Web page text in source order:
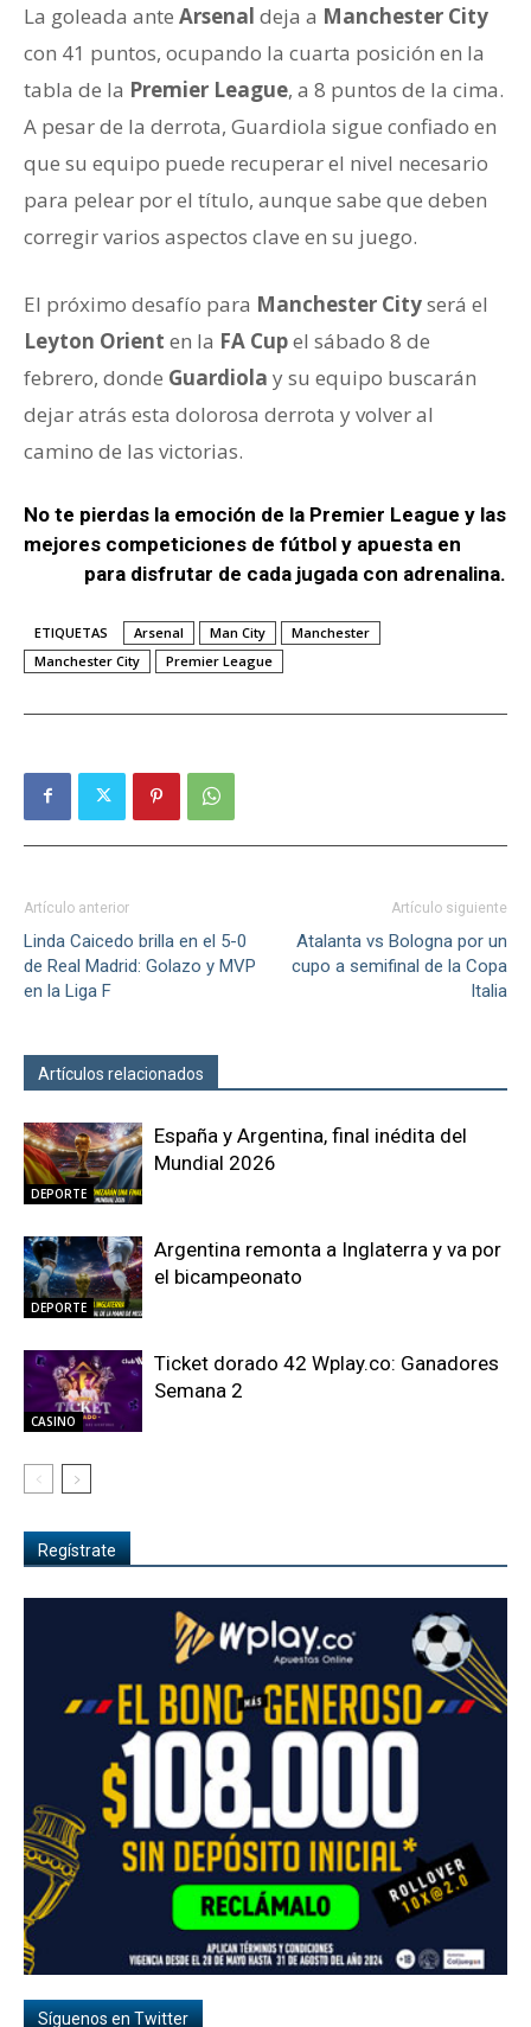
La goleada ante Arsenal deja a Manchester City
con 41 puntos, ocupando la cuarta posición en la
tabla de la Premier League, a 8 puntos de la cima.
A pesar de la derrota, Guardiola sigue confiado en
que su equipo puede recuperar el nivel necesario
para pelear por el título, aunque sabe que deben
corregir varios aspectos clave en su juego.
El próximo desafío para Manchester Cityserá el
Leyton Orient en la FA Cupel sábado 8 de
febrero, donde Guardiola y su equipo buscarán
dejar atrás esta dolorosa derrota y volver al
camino de las victorias.
No te pierdas la emoción de la Premier League y las
mejores competiciones de fútbol y apuesta en
para disfrutar de cada jugada con adrenalina.
ETIQUETAS Arsenal Man City
Manchester
Manchester City
Premier League
Artículo anterior
Linda Caicedo brilla en el 5-0
de Real Madrid: Golazo y MVP
en la Liga F
Artículo siguiente
Atalanta vs Bologna por un
cupo a semifinal de la Copa
Italia
Artículos relacionados
DEPORTE
España y Argentina, final inédita del
Mundial 2026
DEPORTE
Argentina remonta a Inglaterra y va por
el bicampeonato
CASINO
Ticket dorado 42 Wplay.co: Ganadores
Semana 2
Regístrate
Síguenos en Twitter